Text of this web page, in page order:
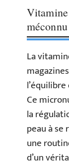
La
Ce
la
peau à se
une
d’un